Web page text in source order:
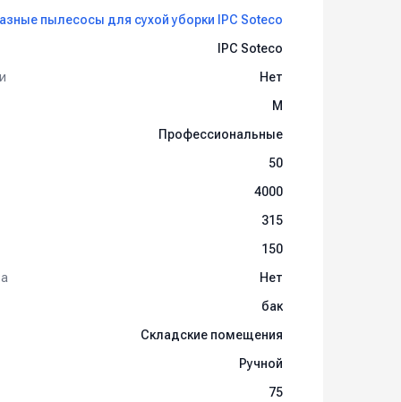
пылесосы для сухой уборки IPC Soteco
IPC Soteco
Нет
M
Профессиональные
50
4000
315
150
Нет
бак
Складские помещения
Ручной
75